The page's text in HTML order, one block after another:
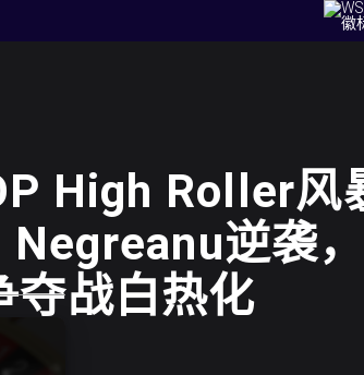
High Roller风
逆袭，
夺战白热化